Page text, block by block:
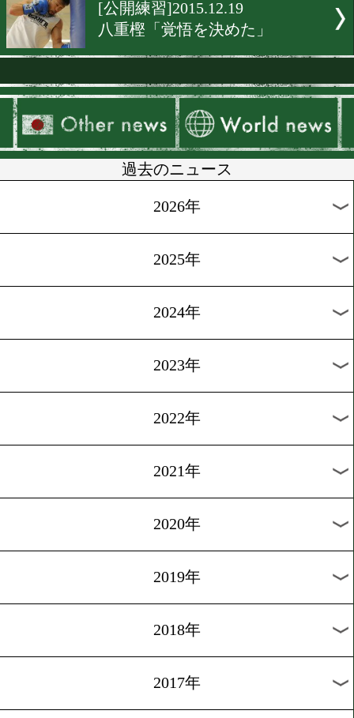
[公開練習]2015.12.23
井岡「返り討ちにします」
[公開練習]2015.12.22
田口はツヨカワ脱却を宣言
内山、圧勝を宣言
[公開練習]2015.12.20
「準備は100%」と井上
[公開練習]2015.12.19
八重樫「覚悟を決めた」
過去のニュース
2026年
2025年